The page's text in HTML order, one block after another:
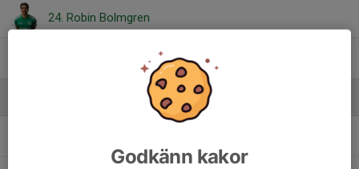
24. Robin Bolmgren
Godkänn kakor